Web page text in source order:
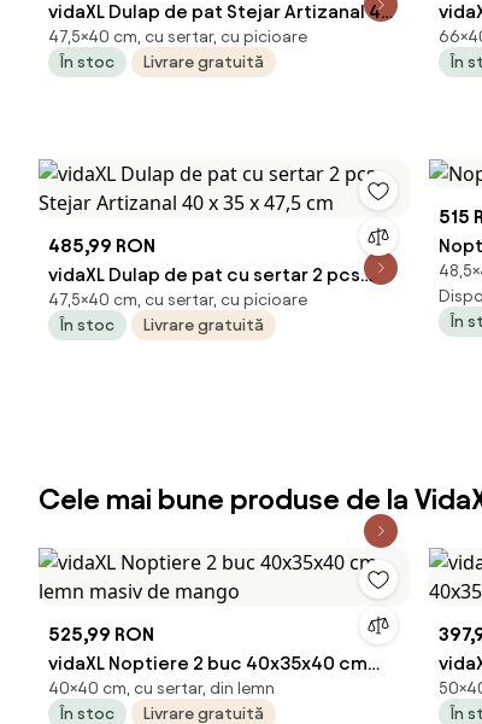
vidaXL Dulap de pat Stejar Artizanal 40
x 35 x 47,5 cm Lemn compozit
47,5×40 cm, cu sertar, cu picioare
În stoc
Livrare gratuită
În
485,99 RON
vidaXL Dulap de pat cu sertar 2 pcs
Stejar Artizanal 40 x 35 x 47,5 cm
47,5×40 cm, cu sertar, cu picioare
În stoc
Livrare gratuită
515
În
Cele mai bune produse de la
525,99 RON
vidaXL Noptiere 2 buc 40x35x40 cm
lemn masiv de mango
40×40 cm, cu sertar, din lemn
În stoc
Livrare gratuită
În